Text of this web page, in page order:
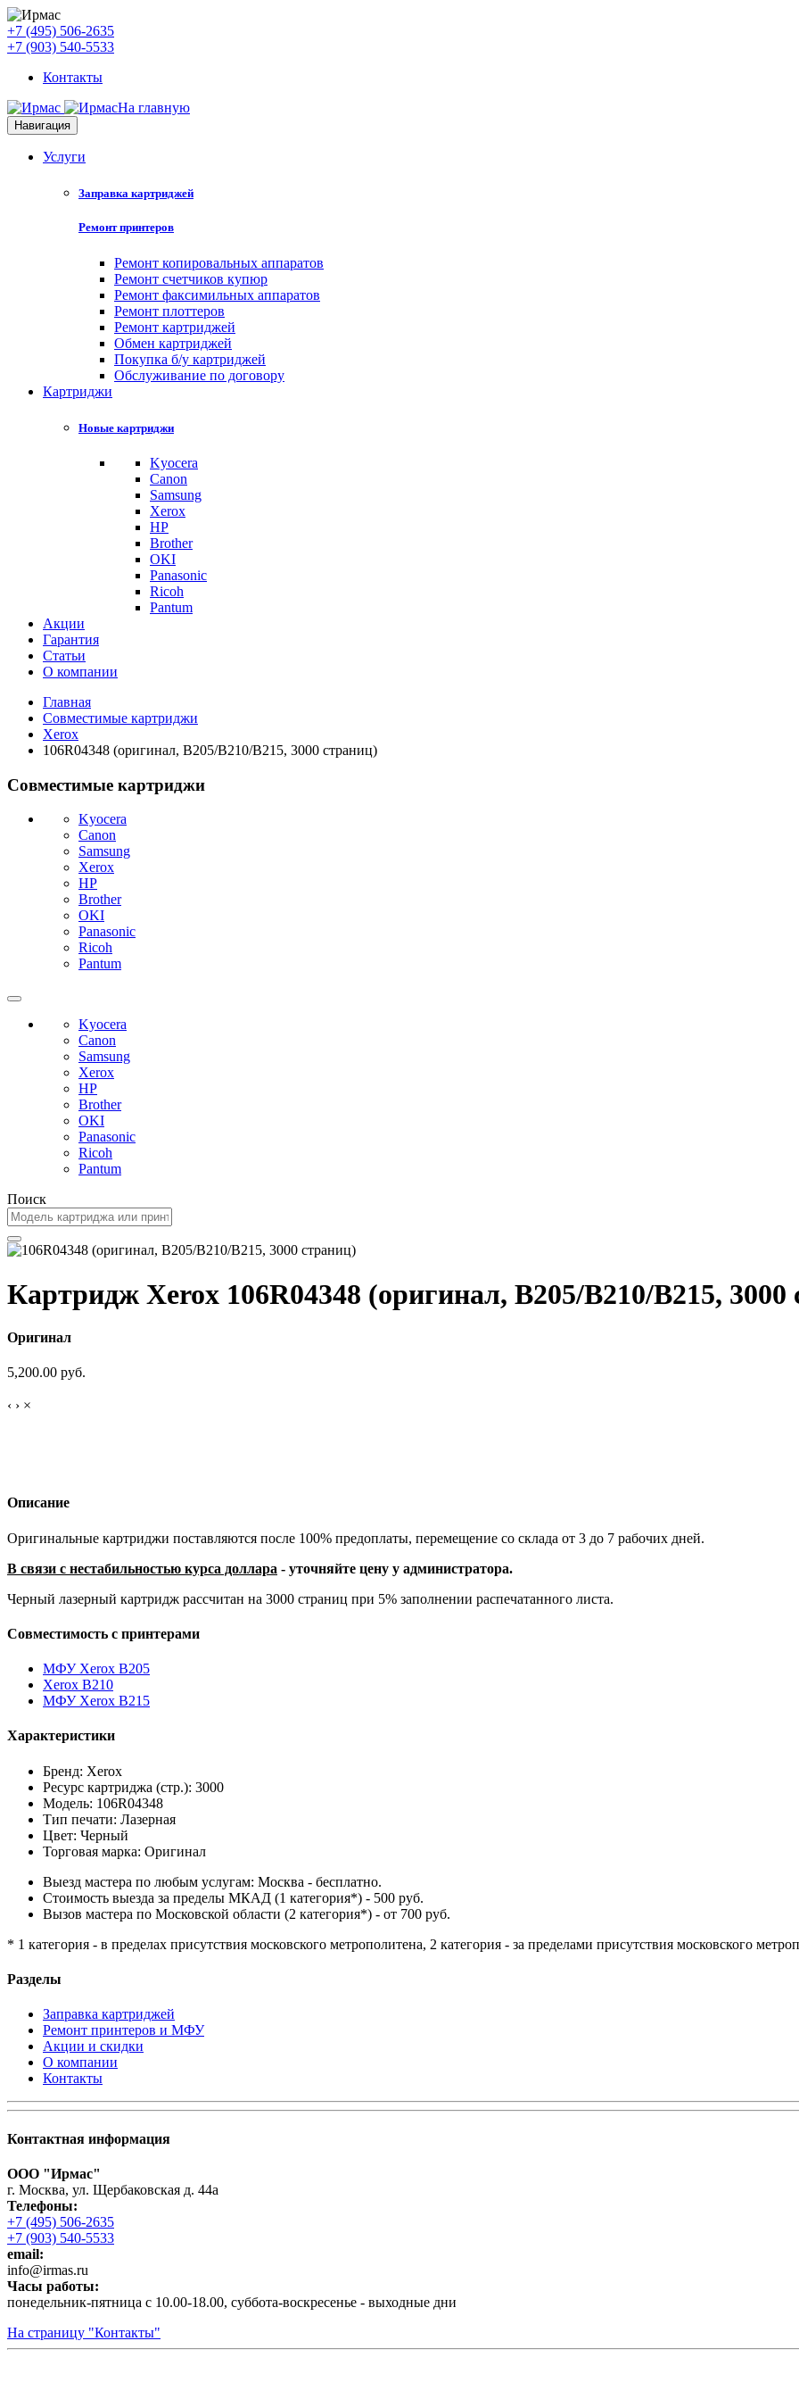
+7 (495) 506-2635
+7 (903) 540-5533
Контакты
На главную
Навигация
Услуги
Заправка картриджей
Ремонт принтеров
Ремонт копировальных аппаратов
Ремонт счетчиков купюр
Ремонт факсимильных аппаратов
Ремонт плоттеров
Ремонт картриджей
Обмен картриджей
Покупка б/у картриджей
Обслуживание по договору
Картриджи
Новые картриджи
Kyocera
Canon
Samsung
Xerox
HP
Brother
OKI
Panasonic
Ricoh
Pantum
Акции
Гарантия
Статьи
О компании
Главная
Совместимые картриджи
Xerox
106R04348 (оригинал, B205/B210/B215, 3000 страниц)
Совместимые картриджи
Kyocera
Canon
Samsung
Xerox
HP
Brother
OKI
Panasonic
Ricoh
Pantum
Kyocera
Canon
Samsung
Xerox
HP
Brother
OKI
Panasonic
Ricoh
Pantum
Поиск
Картридж Xerox 106R04348 (оригинал, B205/B210/B215, 3000
Оригинал
5,200.00 руб.
‹ › ×
Описание
Оригинальные картриджи поставляются после 100% предоплаты, перемещение со склада от 3 до 7 рабочих дней.
В связи с нестабильностью курса доллара - уточняйте цену у администратора.
Черный лазерный картридж рассчитан на 3000 страниц при 5% заполнении распечатанного листа.
Совместимость с принтерами
МФУ Xerox B205
Xerox B210
МФУ Xerox B215
Характеристики
Бренд: Xerox
Ресурс картриджа (стр.): 3000
Модель: 106R04348
Тип печати: Лазерная
Цвет: Черный
Торговая марка: Оригинал
Выезд мастера по любым услугам: Москва - бесплатно.
Стоимость выезда за пределы МКАД (1 категория*) - 500 руб.
Вызов мастера по Московской области (2 категория*) - от 700 руб.
* 1 категория - в пределах присутствия московского метрополитена, 2 категория - за пределами присутствия московского
Разделы
Заправка картриджей
Ремонт принтеров и МФУ
Акции и скидки
О компании
Контакты
Контактная информация
ООО "Ирмас"
г. Москва, ул. Щербаковская д. 44а
Телефоны:
+7 (495) 506-2635
+7 (903) 540-5533
email:
infо@irmas.ru
Часы работы:
понедельник-пятница с 10.00-18.00, суббота-воскресенье - выходные дни
На страницу "Контакты"